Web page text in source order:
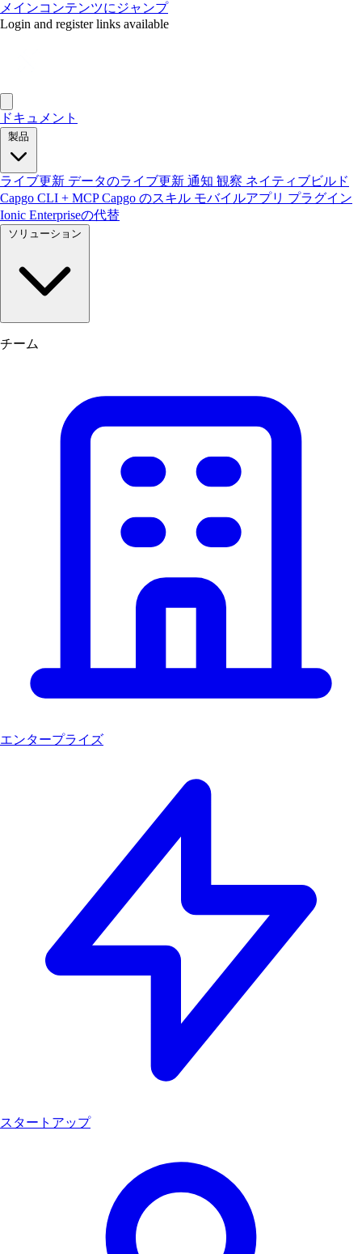
メインコンテンツにジャンプ
Login and register links available
ドキュメント
製品
ライブ更新 データのライブ更新 通知 観察 ネイティブビルド
Capgo CLI + MCPCapgo のスキル モバイルアプリ プラグイン
Ionic Enterpriseの代替
ソリューション
チーム
エンタープライズ
スタートアップ